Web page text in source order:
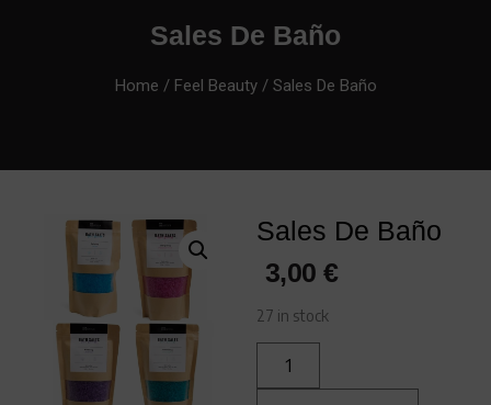
Sales De Baño
Home / Feel Beauty/ Sales De Baño
Sales De Baño
3,00 €
27 in stock